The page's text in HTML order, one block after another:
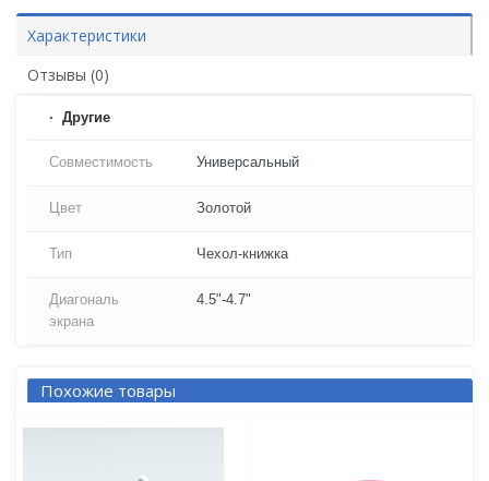
Характеристики
Отзывы (0)
Другие
Совместимость Универсальный
Цвет Золотой
Тип Чехол-книжка
Диагональ
экрана
4.5"-4.7"
Похожие товары